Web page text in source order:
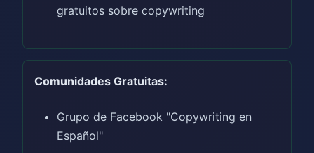
gratuitos sobre copywriting
Comunidades Gratuitas:
Grupo de Facebook "Copywriting en
Español"